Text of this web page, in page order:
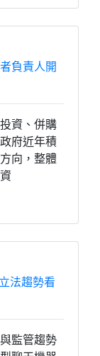
負責人開
資、併購
府近年積
向，整體
法趨勢看
監管趨勢